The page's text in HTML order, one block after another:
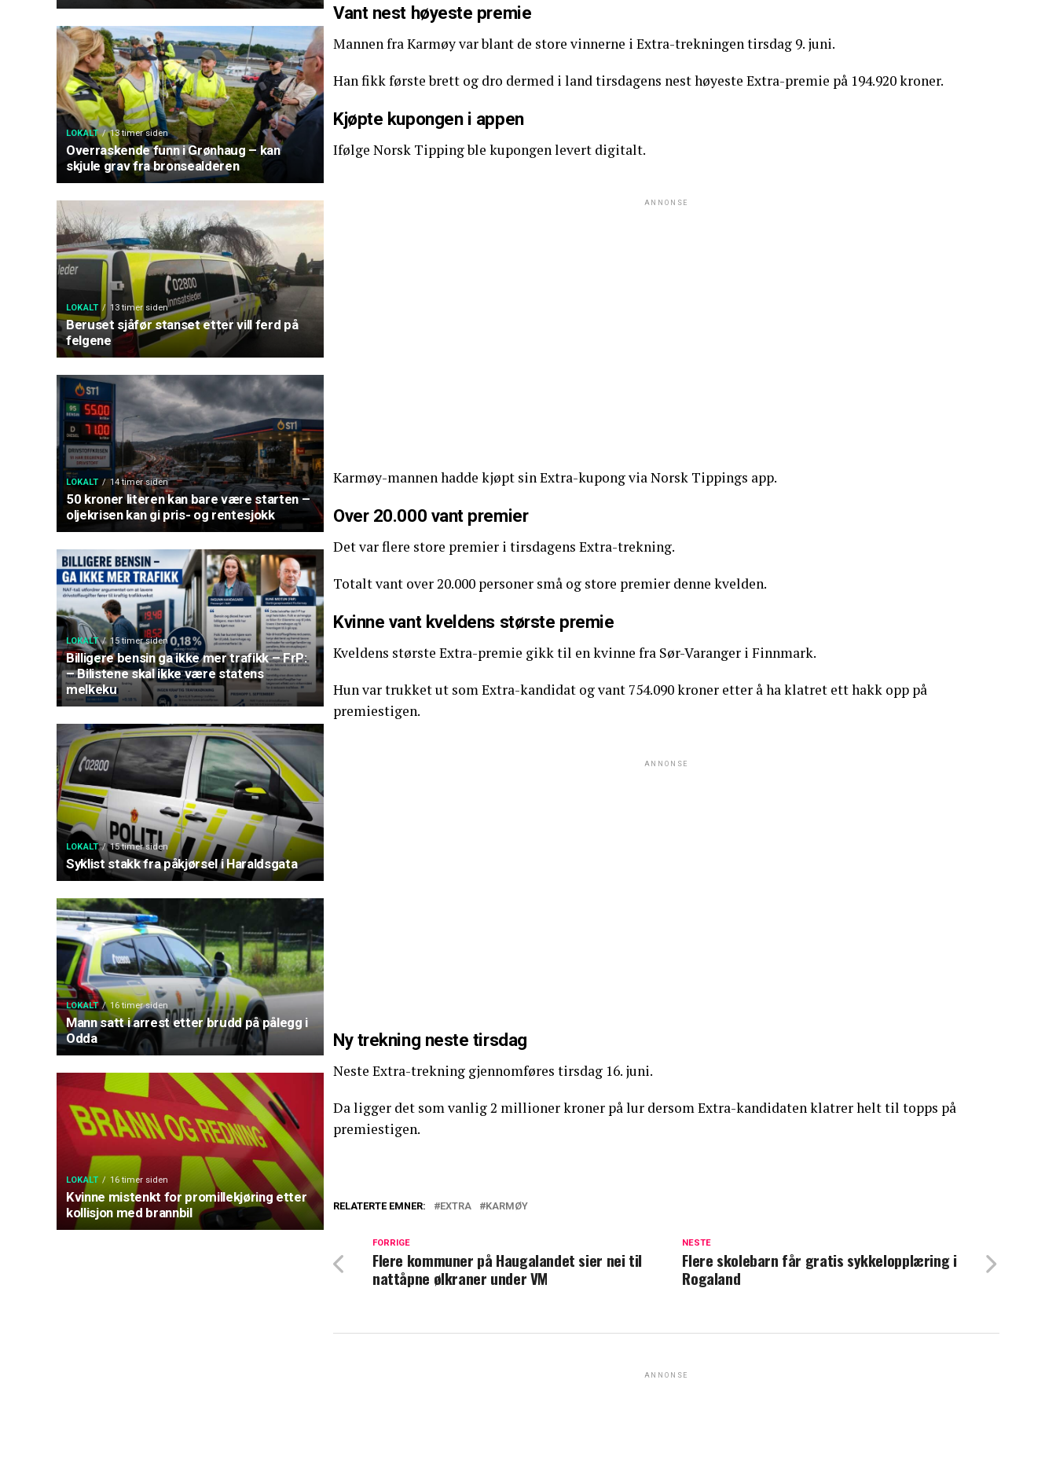
LOKALT 13 timer siden
Overraskende funn i Grønhaug – kan
skjule grav fra bronsealderen
LOKALT 13 timer siden
Beruset sjåfør stanset etter vill ferd på
felgene
LOKALT 14 timer siden
50 kroner literen kan bare være starten –
oljekrisen kan gi pris- og rentesjokk
LOKALT 15 timer siden
Billigere bensin ga ikke mer trafikk – FrP:
– Bilistene skal ikke være statens
melkeku
LOKALT 15 timer siden
Syklist stakk fra påkjørsel i Haraldsgata
LOKALT 16 timer siden
Mann satt i arrest etter brudd på pålegg i
Odda
LOKALT 16 timer siden
Kvinne mistenkt for promillekjøring etter
kollisjon med brannbil
Vant nest høyeste premie
Mannen fra Karmøy var blant de store vinnerne i Extra-trekningen tirsdag 9. juni.
Han fikk første brett og dro dermed i land tirsdagens nest høyeste Extra-premie på 194.920 kroner.
Kjøpte kupongen i appen
Ifølge Norsk Tipping ble kupongen levert digitalt.
ANNONSE
Karmøy-mannen hadde kjøpt sin Extra-kupong via Norsk Tippings app.
Over 20.000 vant premier
Det var flere store premier i tirsdagens Extra-trekning.
Totalt vant over 20.000 personer små og store premier denne kvelden.
Kvinne vant kveldens største premie
Kveldens største Extra-premie gikk til en kvinne fra Sør-Varanger i Finnmark.
Hun var trukket ut som Extra-kandidat og vant 754.090 kroner etter å ha klatret ett hakk opp på
premiestigen.
ANNONSE
Ny trekning neste tirsdag
Neste Extra-trekning gjennomføres tirsdag 16. juni.
Da ligger det som vanlig 2 millioner kroner på lur dersom Extra-kandidaten klatrer helt til topps på
premiestigen.
RELATERTE EMNER: EXTRA KARMØY
NESTE
Flere skolebarn får gratis sykkelopplæring i
Rogaland
FORRIGE
Flere kommuner på Haugalandet sier nei til
nattåpne ølkraner under VM
ANNONSE